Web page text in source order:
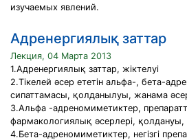
изучаемых явлений.
Адренергиялық заттар
Лекция, 04 Марта 2013
1.Адренергиялық заттар, жіктелуі
2.Тікелей әсер ететін альфа-, бета-
сипаттамасы, қолданылуы, жанама
3.Альфа -адреномиметиктер,
фармакологиялық әсерлері, қолдануы,
4.Бета-адреномиметиктер, негізгі